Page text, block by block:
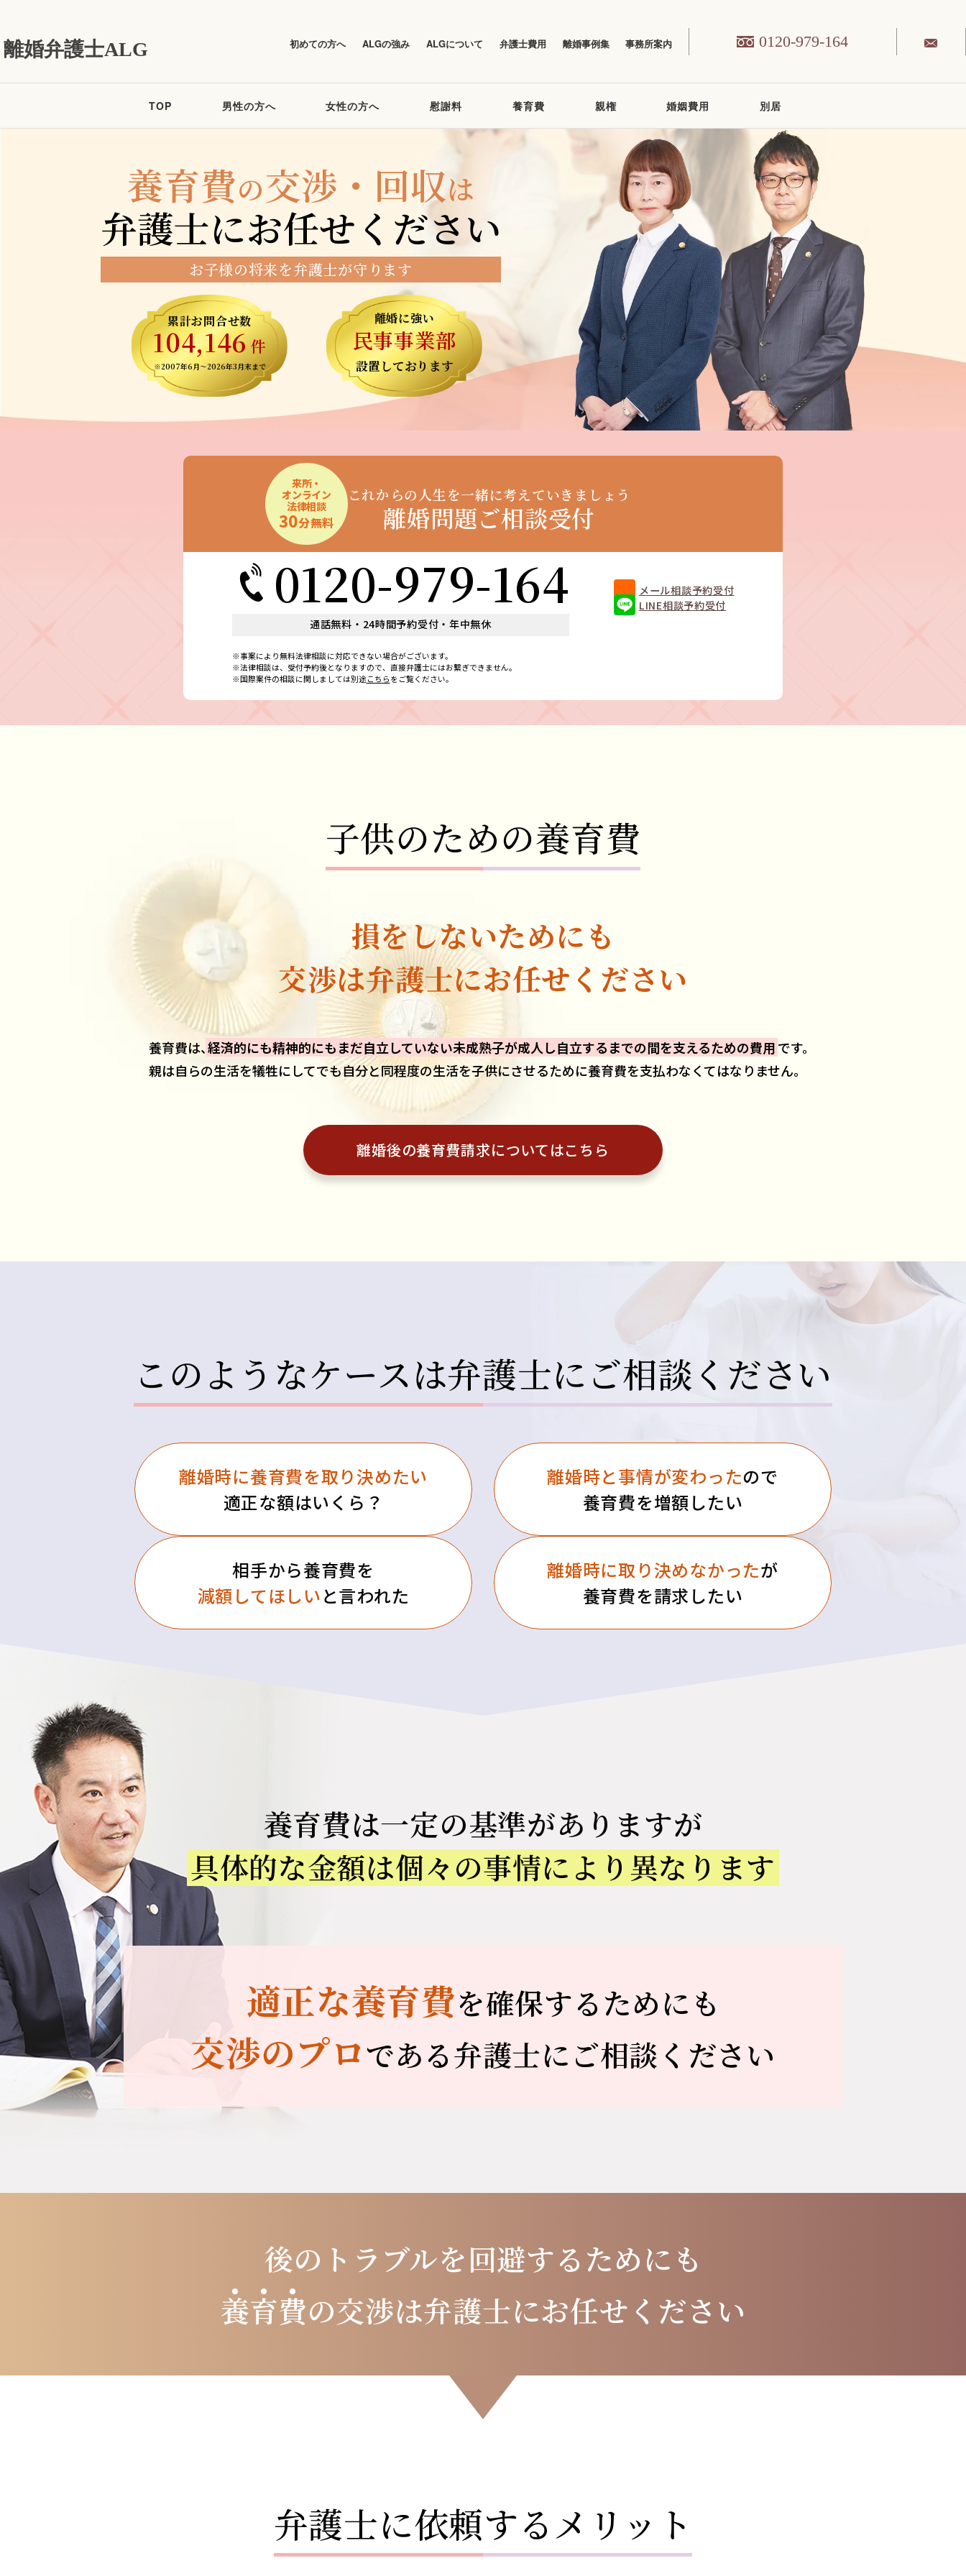
離婚弁護士ALG 初めての方へ ALGの強み ALGについて 弁護士費用 離婚事例集 事務所案内 0120-979-164
TOP 男性の方へ 女性の方へ 慰謝料 養育費 親権 婚姻費用 別居
養育費の交渉・回収は
弁護士にお任せください
お子様の将来を弁護士が守ります
累計お問合せ数
104,146件
※2007年6月～2026年3月末まで
離婚に強い
民事事業部
設置しております
来所・
オンライン
法律相談
30分無料
これからの人生を一緒に考えていきましょう
離婚問題ご相談受付
0120-979-164
通話無料・24時間予約受付・年中無休
メール相談予約受付
LINE相談予約受付
※事案により無料法律相談に対応できない場合がございます。
※法律相談は、受付予約後となりますので、直接弁護士にはお繋ぎできません。
※国際案件の相談に関しましては別途 こちら をご覧ください。
子供のための養育費
損をしないためにも
交渉は弁護士にお任せください
養育費は、経済的にも精神的にもまだ自立していない未成熟子が成人し自立するまでの間を支えるための費用です。
親は自らの生活を犠牲にしてでも自分と同程度の生活を子供にさせるために養育費を支払わなくてはなりません。
離婚後の養育費請求についてはこちら
このようなケースは弁護士にご相談ください
離婚時に養育費を取り決めたい
適正な額はいくら？
離婚時と事情が変わったので
養育費を増額したい
相手から養育費を
減額してほしいと言われた
離婚時に取り決めなかったが
養育費を請求したい
養育費は一定の基準がありますが
具体的な金額は個々の事情により異なります
適正な養育費を確保するためにも
交渉のプロである弁護士にご相談ください
後のトラブルを回避するためにも
養育費の交渉は弁護士にお任せください
弁護士に依頼するメリット